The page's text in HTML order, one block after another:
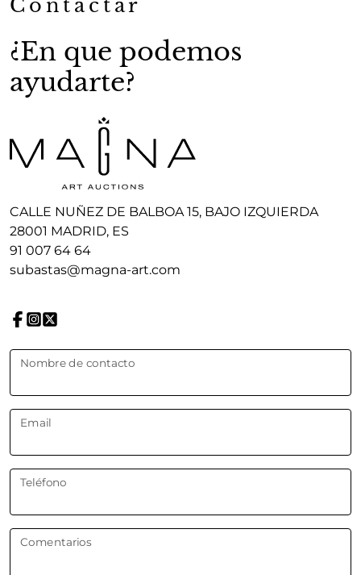
Contactar
¿En que podemos
ayudarte?
CALLE NUÑEZ DE BALBOA 15, BAJO IZQUIERDA
28001 MADRID, ES
91 007 64 64
subastas@magna-art.com
Nombre de contacto
Email
Teléfono
Comentarios